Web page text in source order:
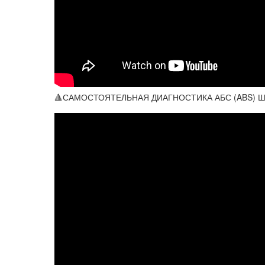
🔺САМОСТОЯТЕЛЬНАЯ ДИАГНОСТИКА АБС (ABS)